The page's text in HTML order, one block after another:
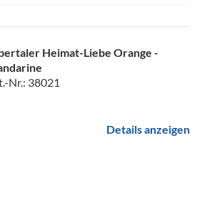
Heimat-Liebe Orange -
Nr.: 38021
Details anzeigen